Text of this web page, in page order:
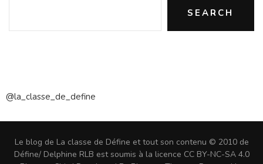
SEARCH
@la_classe_de_define
Le blog de La classe de Défine et tout son contenu © 2010 de
Défine/ Delphine RLB est soumis à la licence CC BY-NC-SA 4.0